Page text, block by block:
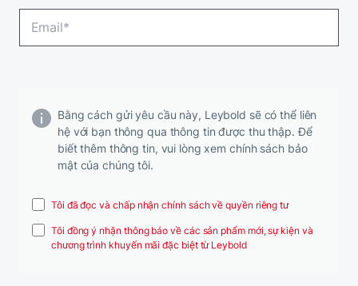
Bằng cách gửi yêu cầu này, Leybold sẽ có thể liên
hệ với bạn thông qua thông tin được thu thập. Để
biết thêm thông tin, vui lòng xem chính sách bảo
mật của chúng tôi.
Tôi đã đọc và chấp nhận chính sách về quyền riêng tư
Tôi đồng ý nhận thông báo về các sản phẩm mới, sự kiện và
chương trình khuyến mãi đặc biệt từ Leybold